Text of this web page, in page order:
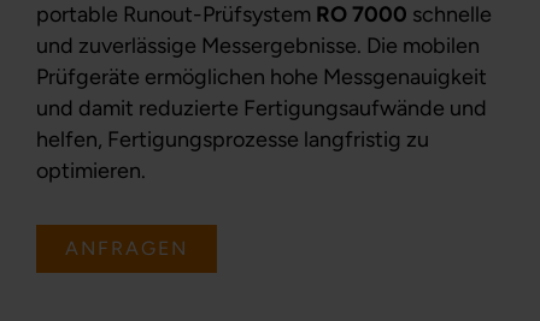
portable Runout-Prüfsystem RO 7000 schnelle
und zuverlässige Messergebnisse. Die mobilen
Prüfgeräte ermöglichen hohe Messgenauigkeit
und damit reduzierte Fertigungsaufwände und
helfen, Fertigungsprozesse langfristig zu
optimieren.
ANFRAGEN